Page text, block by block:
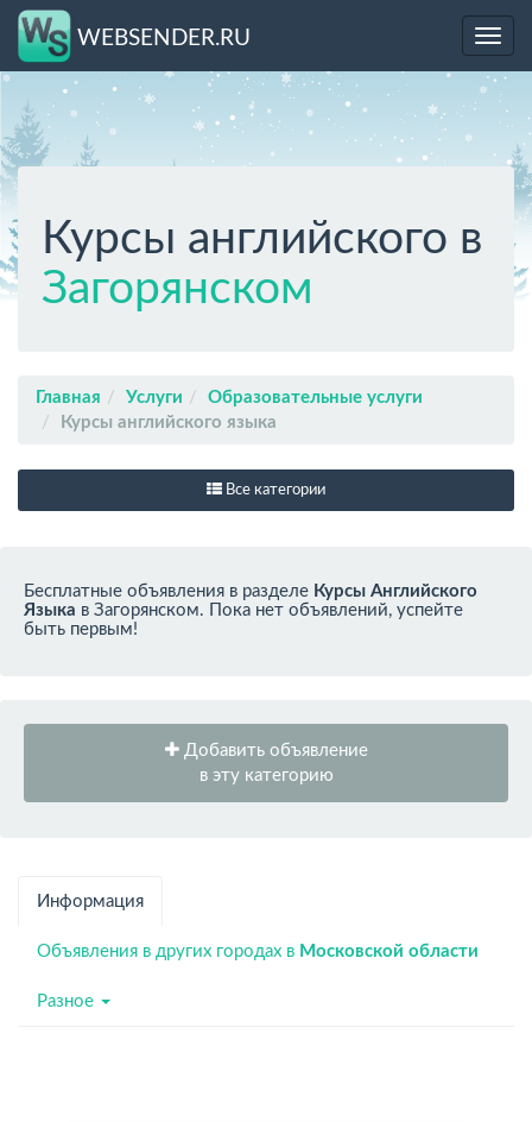
WEBSENDER.RU
Курсы английского в
Загорянском
Главная Услуги
Образовательные услуги
Курсы английского языка
Все категории
Бесплатные объявления в разделе Курсы Английского
Языка в Загорянском. Пока нет объявлений, успейте
быть первым!
Добавить объявление
в эту категорию
Информация
Объявления в других городах в Московской области
Разное